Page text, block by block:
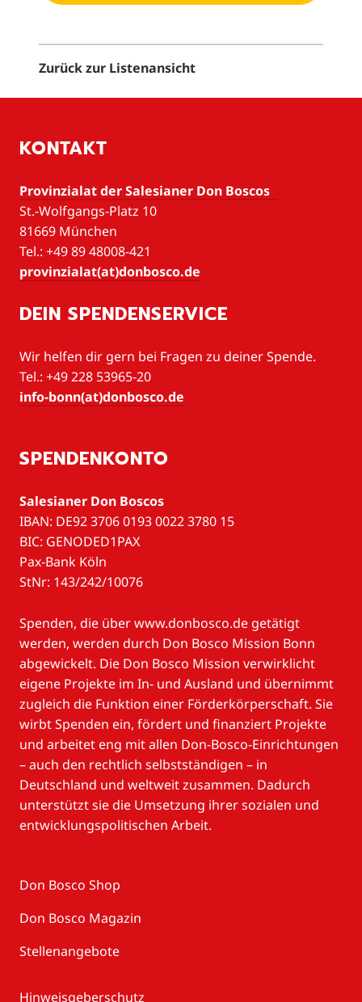
Zurück zur Listenansicht
KONTAKT
Provinzialat der Salesianer Don Boscos
St.-Wolfgangs-Platz 10
81669 München
Tel.: +49 89 48008-421
provinzialat(at)donbosco.de
DEIN SPENDENSERVICE
Wir helfen dir gern bei Fragen zu deiner Spende.
Tel.: +49 228 53965-20
info-bonn(at)donbosco.de
SPENDENKONTO
Salesianer Don Boscos
IBAN: DE92 3706 0193 0022 3780 15
BIC: GENODED1PAX
Pax-Bank Köln
StNr: 143/242/10076
Spenden, die über www.donbosco.de getätigt
werden, werden durch Don Bosco Mission Bonn
abgewickelt. Die Don Bosco Mission verwirklicht
eigene Projekte im In- und Ausland und übernimmt
zugleich die Funktion einer Förderkörperschaft. Sie
wirbt Spenden ein, fördert und finanziert Projekte
und arbeitet eng mit allen Don-Bosco-Einrichtungen
– auch den rechtlich selbstständigen – in
Deutschland und weltweit zusammen. Dadurch
unterstützt sie die Umsetzung ihrer sozialen und
entwicklungspolitischen Arbeit.
Don Bosco Shop
Don Bosco Magazin
Stellenangebote
Hinweisgeberschutz